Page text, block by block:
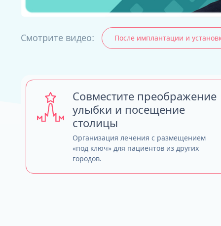
ALL-ON-4
Все Зубы за 1
Pro Arch на 4 -
Базальная
Complex
Смотрите видео: После имплантации и
Совместите преображение
улыбки и посещение
столицы
Организация лечения с размещением
«под ключ» для пациентов из других
городов.